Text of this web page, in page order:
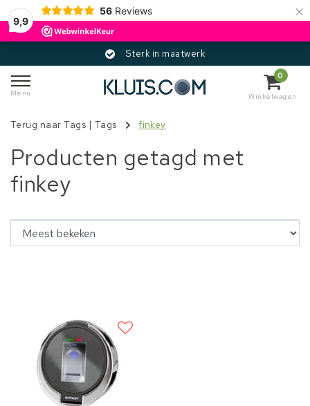
9,9
56 Reviews ×
Sterk in maatwerk
Menu
0
Winkelwagen
Terug naar Tags | Tags finkey
Producten getagd met
finkey